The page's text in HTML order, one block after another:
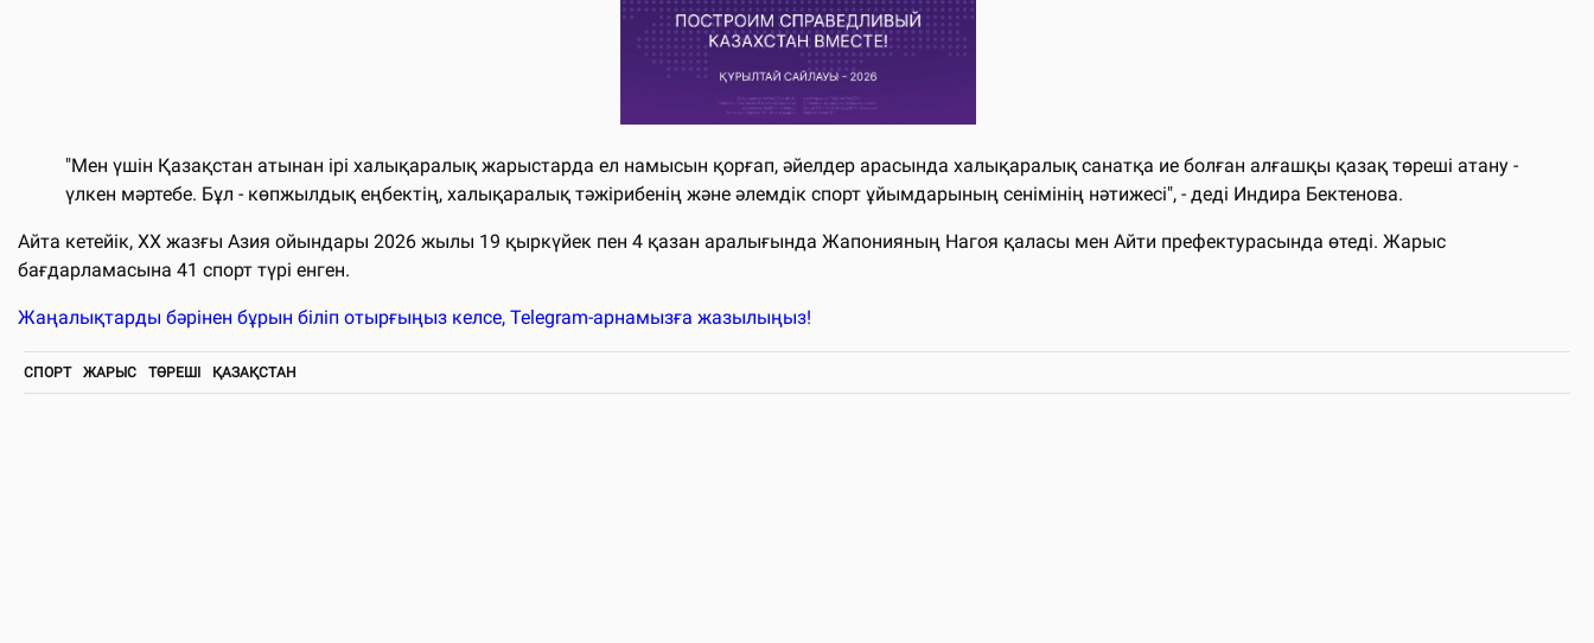
"Мен үшін Қазақстан атынан ірі халықаралық жарыстарда ел намысын қорғап, әйелдер арасында халықаралық санатқа ие болған алғашқы қазақ төреші атану -
үлкен мәртебе. Бұл - көпжылдық еңбектің, халықаралық тәжірибенің және әлемдік спорт ұйымдарының сенімінің нәтижесі", - деді Индира Бектенова.
Айта кетейік, ХХ жазғы Азия ойындары 2026 жылы 19 қыркүйек пен 4 қазан аралығында Жапонияның Нагоя қаласы мен Айти префектурасында өтеді. Жарыс
бағдарламасына 41 спорт түрі енген.
Жаңалықтарды бәрінен бұрын біліп отырғыңыз келсе, Telegram-арнамызға жазылыңыз!
СПОРТ ЖАРЫС ТӨРЕШІ ҚАЗАҚСТАН